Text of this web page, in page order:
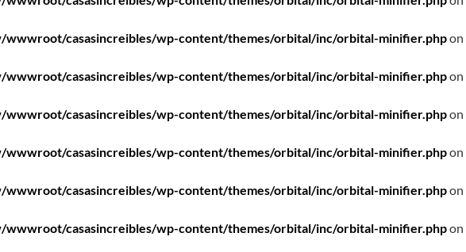
casasincreibles/wp-content/themes/orbital/inc/orbital-minifier.php
casasincreibles/wp-content/themes/orbital/inc/orbital-minifier.php
casasincreibles/wp-content/themes/orbital/inc/orbital-minifier.php
casasincreibles/wp-content/themes/orbital/inc/orbital-minifier.php
casasincreibles/wp-content/themes/orbital/inc/orbital-minifier.php
casasincreibles/wp-content/themes/orbital/inc/orbital-minifier.php